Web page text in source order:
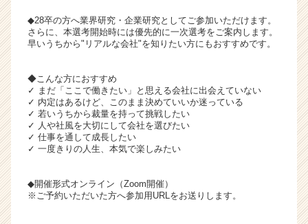
◆28卒の方へ業界研究・企業研究としてご参加いただけます。
さらに、本選考開始時には優先的に一次選考をご案内します。
早いうちから"リアルな会社"を知りたい方にもおすすめです。
◆こんな方におすすめ
✓ まだ「ここで働きたい」と思える会社に出会えていない
✓ 内定はあるけど、このまま決めていいか迷っている
✓ 若いうちから裁量を持って挑戦したい
✓ 人や社風を大切にして会社を選びたい
✓ 仕事を通して成長したい
✓ 一度きりの人生、本気で楽しみたい
◆開催形式オンライン（Zoom開催）
※ご予約いただいた方へ参加用URLをお送りします。